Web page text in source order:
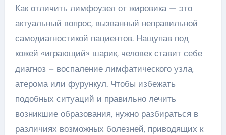
Как отличить лимфоузел от жировика — это
актуальный вопрос, вызванный неправильной
самодиагностикой пациентов. Нащупав под
кожей «играющий» шарик, человек ставит себе
диагноз – воспаление лимфатического узла,
атерома или фурункул. Чтобы избежать
подобных ситуаций и правильно лечить
возникшие образования, нужно разбираться в
различиях возможных болезней, приводящих к